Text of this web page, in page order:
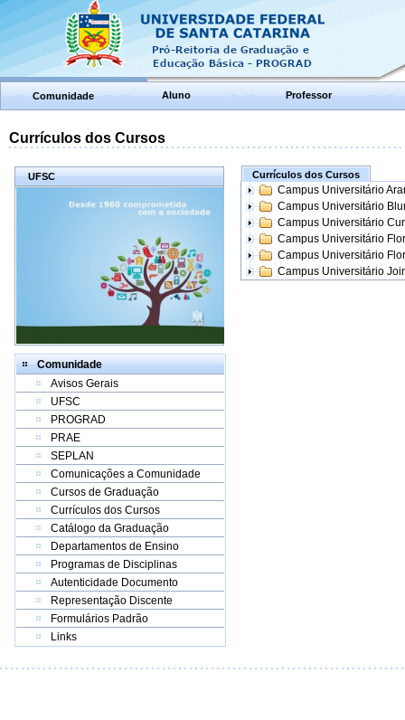
Comunidade Aluno Professor
Currículos dos Cursos
UFSC
Comunidade
Avisos Gerais
UFSC
PROGRAD
PRAE
SEPLAN
Comunicações a Comunidade
Cursos de Graduação
Currículos dos Cursos
Catálogo da Graduação
Departamentos de Ensino
Programas de Disciplinas
Autenticidade Documento
Representação Discente
Formulários Padrão
Links
Currículos dos Cursos
Campus Universitário
Campus Universitário
Campus Universitário
Campus Universitário
Campus Universitário
Campus Universitário